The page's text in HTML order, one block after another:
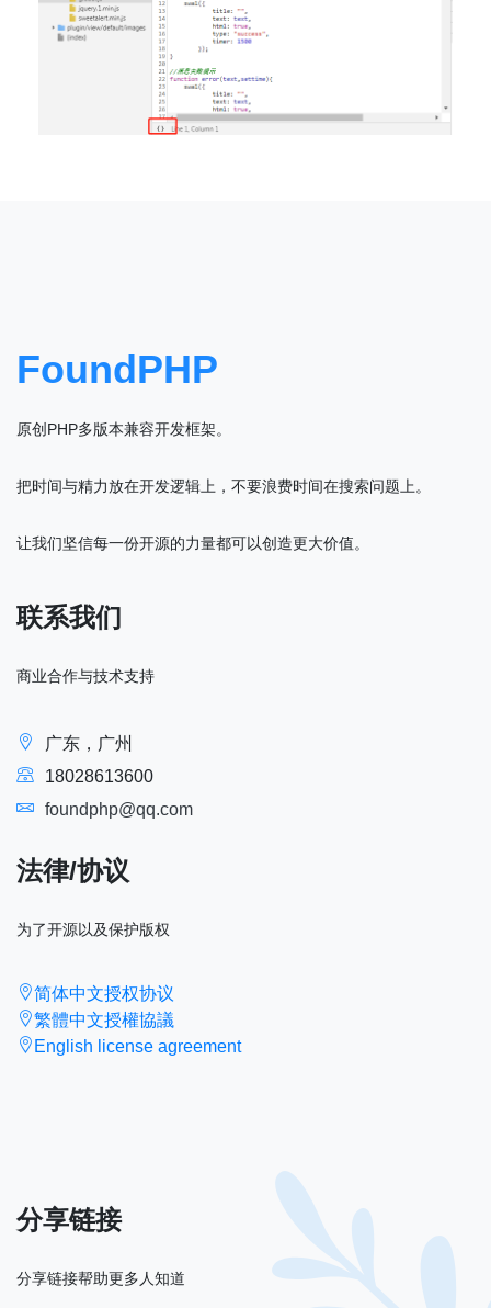
FoundPHP
原创PHP多版本兼容开发框架。
把时间与精力放在开发逻辑上，不要浪费时间在搜索问题上。
让我们坚信每一份开源的力量都可以创造更大价值。
联系我们
商业合作与技术支持
广东，广州
18028613600
foundphp@qq.com
法律/协议
为了开源以及保护版权
简体中文授权协议
繁體中文授權協議
English license agreement
分享链接
分享链接帮助更多人知道